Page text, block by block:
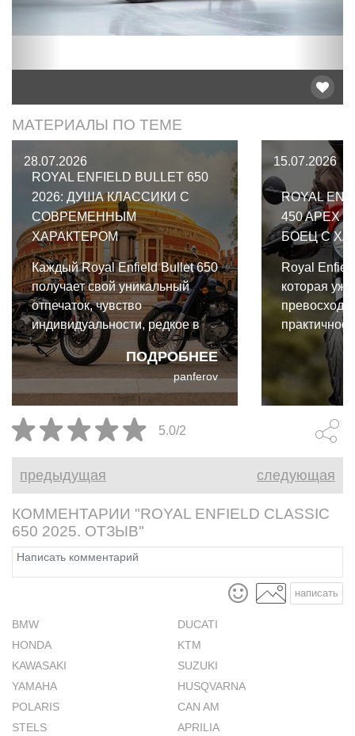
МАТЕРИАЛЫ ПО ТЕМЕ
28.07.2026
ROYAL ENFIELD BULLET 650
2026: ДУША КЛАССИКИ С
СОВРЕМЕННЫМ
ХАРАКТЕРОМ
ПОДРОБНЕЕ
Каждый Royal Enfield Bullet 650
получает свой уникальный
отпечаток, чувство
индивидуальности, редкое в
современном мотомире.
panferov
15.07.2026
ROYAL
450 APEX
БОЕЦ С
Royal
которая
более
более
на руле и
5.0/2
предыдущая следующая
КОММЕНТАРИИ "ROYAL ENFIELD CLASSIC
650 2025. ОТЗЫВ"
написать
BMW
DUCATI
HONDA
KTM
KAWASAKI
SUZUKI
YAMAHA
HUSQVARNA
POLARIS
CAN AM
STELS
APRILIA